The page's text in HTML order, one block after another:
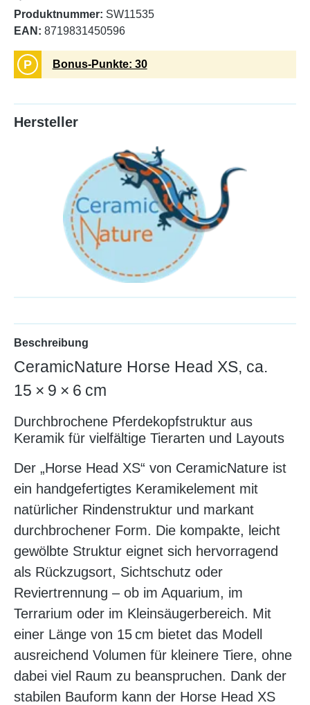
Produktnummer: SW11535
EAN: 8719831450596
P Bonus-Punkte: 30
Hersteller
Beschreibung
CeramicNature Horse Head XS, ca.
15 × 9 × 6 cm
Durchbrochene Pferdekopfstruktur aus
Keramik für vielfältige Tierarten und Layouts
Der „Horse Head XS“ von CeramicNature ist
ein handgefertigtes Keramikelement mit
natürlicher Rindenstruktur und markant
durchbrochener Form. Die kompakte, leicht
gewölbte Struktur eignet sich hervorragend
als Rückzugsort, Sichtschutz oder
Reviertrennung – ob im Aquarium, im
Terrarium oder im Kleinsäugerbereich. Mit
einer Länge von 15 cm bietet das Modell
ausreichend Volumen für kleinere Tiere, ohne
dabei viel Raum zu beanspruchen. Dank der
stabilen Bauform kann der Horse Head XS